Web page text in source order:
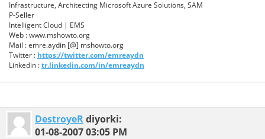
Infrastructure, Architecting Microsoft Azure Solutions, SAM
P-Seller
Intelligent Cloud | EMS
Web : www.mshowto.org
Mail : emre.aydin [@] mshowto.org
Twitter : https://twitter.com/emreaydn
Linkedin :tr.linkedin.com/in/emreaydn
DestroyeRdiyorki:
01-08-200703:05 PM